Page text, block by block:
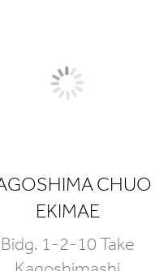
CHUO
EKIMAE
Bidg. 1-2-10 Take